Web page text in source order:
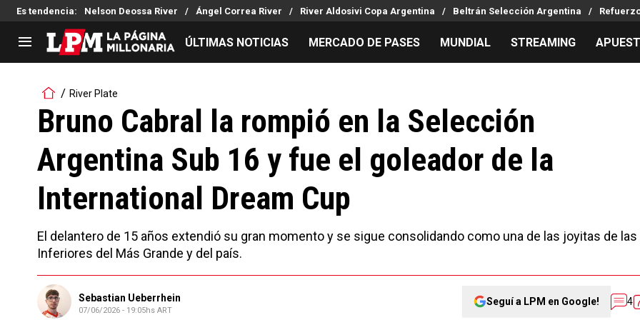
Es tendencia: Nelson Deossa River Ángel Correa River River Aldosivi Copa Argentina Beltrán Selección Argentina
LIGA PROFESIONAL
Noticias
Tabla de posiciones
Fixture
Reserva
Copa Sudamericana
Copa Argentina
Selección Argentina
Mercado de Pases
Análisis tácticos
Juanfer Quintero
Chacho Coudet
Ex River
Streaming
Entradas
Hinchas
Los goles de River
ÚLTIMAS NOTICIAS MERCADO DE PASES MUNDIAL STREAMING
River Plate
Bruno Cabral la rompió en la Selección
Argentina Sub 16 y fue el goleador de la
International Dream Cup
El delantero de 15 años extendió su gran momento y se sigue consolidando como una de las joyitas de las
Inferiores del Más Grande y del país.
Sebastian Ueberrhein
07/06/2026 - 19:05hs ART
Seguí a LPM en Google! 4